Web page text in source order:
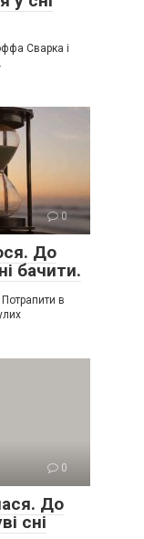
Сварка і
0
До
бачити.
в
0
До
сні